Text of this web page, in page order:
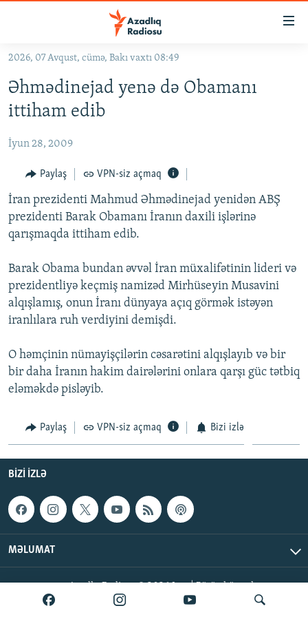
Əsas
qayıt
Əsas
qayıt
#ƏSLINDƏ
FƏRQƏ BAX
QANUNI DOĞRU
ARAŞDIRMA
VIDEO
FOTOQALEREYA
İNFOQRAFIKA
RADIO ARXIV
OXU ZALI
AZƏRBAYCAN ƏDƏBIYYATI KITABXANASI
İZ - MƏDƏNIYYƏT PROQRAMI
HAQQIMIZDA
MISSIYAMIZ
PEŞƏ ETIKASI VƏ JURNALISTIKA STANDARTLARIMIZ
MATERIALLARIMIZDAN ISTIFADƏ
AZADLIQRADIOSU MOBIL TELEFONUNUZDA
BIZIMLƏ ƏLAQƏ
XƏBƏR BÜLLETENLƏRIMIZ
RFE/RL-in bütün saytları
2026, 07 Avqust, cümə, Bakı vaxtı 08:49
Əhmədinejad yenə də Obamanı
ittiham edib
İyun 28, 2009
Paylaş VPN-siz açmaq
İran prezidenti Mahmud Əhmədinejad yenidən ABŞ
prezidenti Barak Obamanı İranın daxili işlərinə
qarışmaqda ittiham edib.
Barak Obama bundan əvvəl İran müxalifətinin lideri və
prezidentliyə keçmiş namizəd Mirhüseyin Musavini
alqışlamış, onun İranı dünyaya açıq görmək istəyən
iranlılara ruh verdiyini demişdi.
O həmçinin nümayişçilərin cəsarətini alqışlayıb və bir
bir daha İranın hakim dairələrini onlara qarşı güc tətbiq
eləməkdə pisləyib.
Paylaş VPN-siz açmaq Bizi izlə
BIZI IZLƏ
MƏLUMAT
AzadlıqRadiosu © 2026 Inc. | Bütün hüquqlar qorunur